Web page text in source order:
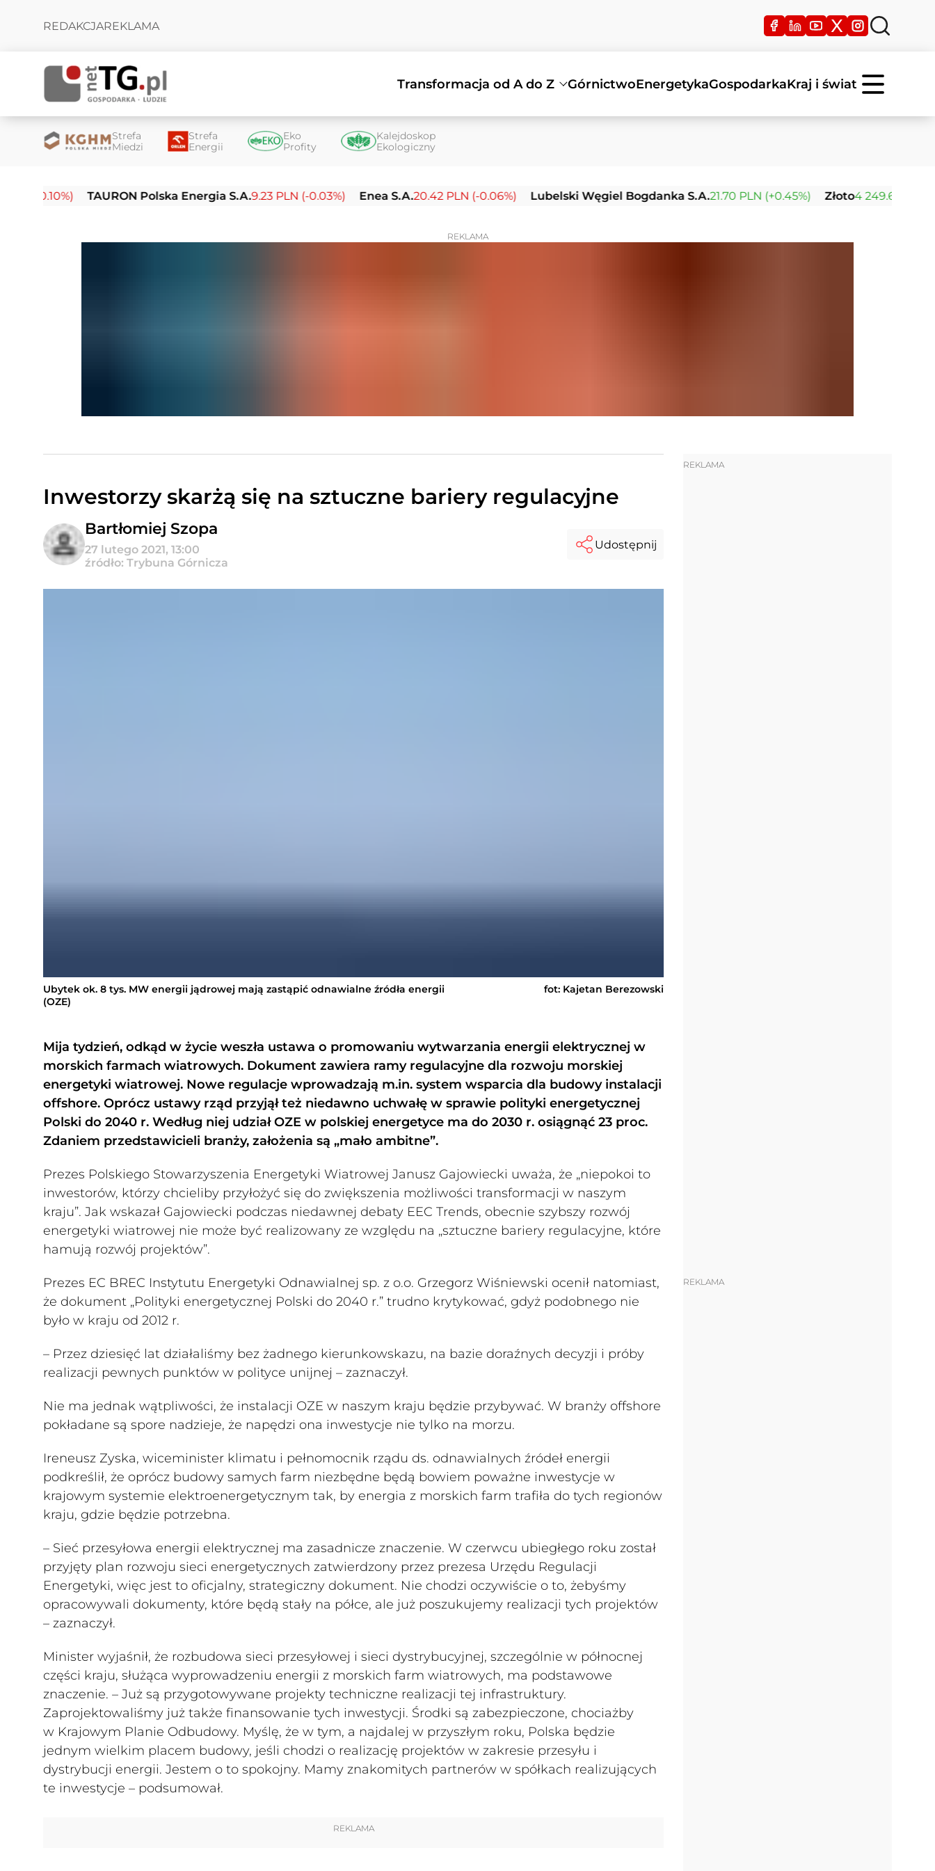
REDAKCJAREKLAMA
Transformacja od A do Z GórnictwoEnergetykaGospodarkaKraj i świat
Strefa
Miedzi
Strefa
Energii
Eko
Profity
Kalejdoskop
Ekologiczny
TAURON Polska Energia S.A.9.23 PLN (-0.03%) Enea S.A.20.42 PLN (-0.06%) Lubelski Węgiel Bogdanka S.A.21.70 PLN (+0.45%) Złoto 4 249.66 USD
REKLAMA
Inwestorzy skarżą się na sztuczne bariery regulacyjne
Bartłomiej Szopa
27 lutego 2021, 13:00
źródło: Trybuna Górnicza
Udostępnij
Ubytek ok. 8 tys. MW energii jądrowej mają zastąpić odnawialne źródła energii
(OZE)
fot: Kajetan Berezowski
Mija tydzień, odkąd w życie weszła ustawa o promowaniu wytwarzania energii elektrycznej w
morskich farmach wiatrowych. Dokument zawiera ramy regulacyjne dla rozwoju morskiej
energetyki wiatrowej. Nowe regulacje wprowadzają m.in. system wsparcia dla budowy instalacji
offshore. Oprócz ustawy rząd przyjął też niedawno uchwałę w sprawie polityki energetycznej
Polski do 2040 r. Według niej udział OZE w polskiej energetyce ma do 2030 r. osiągnąć 23 proc.
Zdaniem przedstawicieli branży, założenia są „mało ambitne”.
Prezes Polskiego Stowarzyszenia Energetyki Wiatrowej Janusz Gajowiecki uważa, że „niepokoi to
inwestorów, którzy chcieliby przyłożyć się do zwiększenia możliwości transformacji w naszym
kraju”. Jak wskazał Gajowiecki podczas niedawnej debaty EEC Trends, obecnie szybszy rozwój
energetyki wiatrowej nie może być realizowany ze względu na „sztuczne bariery regulacyjne, które
hamują rozwój projektów”.
Prezes EC BREC Instytutu Energetyki Odnawialnej sp. z o.o. Grzegorz Wiśniewski ocenił natomiast,
że dokument „Polityki energetycznej Polski do 2040 r.” trudno krytykować, gdyż podobnego nie
było w kraju od 2012 r.
– Przez dziesięć lat działaliśmy bez żadnego kierunkowskazu, na bazie doraźnych decyzji i próby
realizacji pewnych punktów w polityce unijnej – zaznaczył.
Nie ma jednak wątpliwości, że instalacji OZE w naszym kraju będzie przybywać. W branży offshore
pokładane są spore nadzieje, że napędzi ona inwestycje nie tylko na morzu.
Ireneusz Zyska, wiceminister klimatu i pełnomocnik rządu ds. odnawialnych źródeł energii
podkreślił, że oprócz budowy samych farm niezbędne będą bowiem poważne inwestycje w
krajowym systemie elektroenergetycznym tak, by energia z morskich farm trafiła do tych regionów
kraju, gdzie będzie potrzebna.
– Sieć przesyłowa energii elektrycznej ma zasadnicze znaczenie. W czerwcu ubiegłego roku został
przyjęty plan rozwoju sieci energetycznych zatwierdzony przez prezesa Urzędu Regulacji
Energetyki, więc jest to oficjalny, strategiczny dokument. Nie chodzi oczywiście o to, żebyśmy
opracowywali dokumenty, które będą stały na półce, ale już poszukujemy realizacji tych projektów
– zaznaczył.
Minister wyjaśnił, że rozbudowa sieci przesyłowej i sieci dystrybucyjnej, szczególnie w północnej
części kraju, służąca wyprowadzeniu energii z morskich farm wiatrowych, ma podstawowe
znaczenie. – Już są przygotowywane projekty techniczne realizacji tej infrastruktury.
Zaprojektowaliśmy już także finansowanie tych inwestycji. Środki są zabezpieczone, chociażby
w Krajowym Planie Odbudowy. Myślę, że w tym, a najdalej w przyszłym roku, Polska będzie
jednym wielkim placem budowy, jeśli chodzi o realizację projektów w zakresie przesyłu i
dystrybucji energii. Jestem o to spokojny. Mamy znakomitych partnerów w spółkach realizujących
te inwestycje – podsumował.
REKLAMA
REKLAMA
REKLAMA